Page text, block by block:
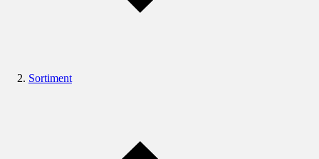
Sortiment